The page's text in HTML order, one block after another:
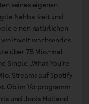
seines eigenen
Nahbarkeit und
einen natürlichen
weltweit wachsendes
über 75 Mio.-mal
Single „What You’re
Streams auf Spotify
Ob im Vorprogramm
und Jools Holland